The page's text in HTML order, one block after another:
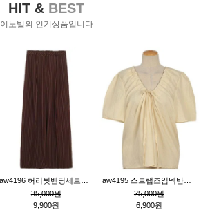
HIT & BEST
이노빌의 인기상품입니다
35,000원
9,900원
25,000원
6,900원